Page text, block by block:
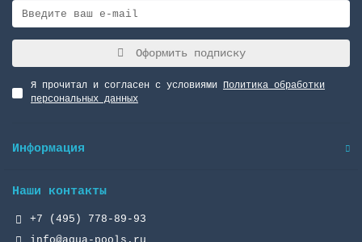
Оформить подписку
Я прочитал и согласен с условиями Политика обработки
персональных данных
Информация
Наши контакты
+7 (495) 778-89-93